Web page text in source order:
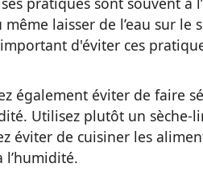
laisser de l’eau sur
d'éviter ces
également éviter de faire
Utilisez plutôt un sèche-
éviter de cuisiner les
l’humidité.